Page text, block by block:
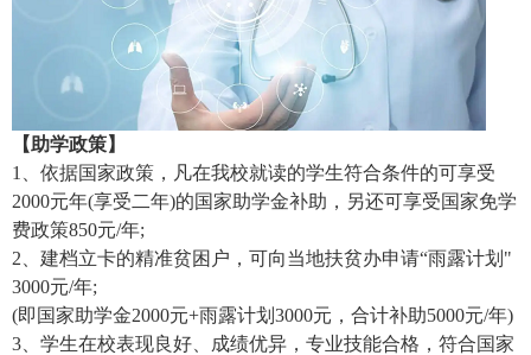
【助学政策】
1、依据国家政策，凡在我校就读的学生符合条件的可享受
2000元年(享受二年)的国家助学金补助，另还可享受国家免学
费政策850元/年;
2、建档立卡的精准贫困户，可向当地扶贫办申请“雨露计划"
3000元/年;
(即国家助学金2000元+雨露计划3000元，合计补助5000元/年)
3、学生在校表现良好、成绩优异，专业技能合格，符合国家